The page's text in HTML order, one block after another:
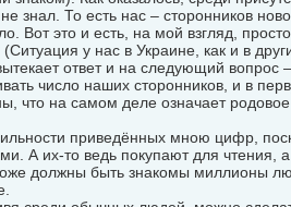
знал. То есть нас – сторонников
Вот это и есть, на мой взгляд,
у нас в Украине, как и в
ответ и на следующий вопрос
число наших сторонников, и в
что на самом деле означает
приведённых мною цифр,
А их-то ведь покупают для чтения, а
должны быть знакомы миллионы